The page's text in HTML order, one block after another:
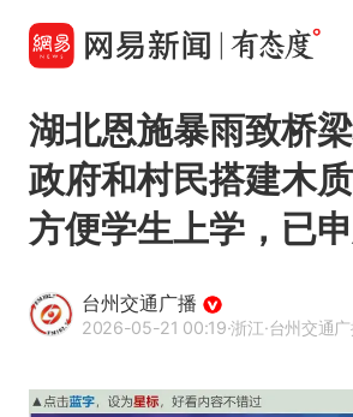
湖北恩施暴雨致桥
政府和村民搭建木
方便学生上学，已
台州交通广播
2026-05-21 00:19·浙江·台州交通广播官